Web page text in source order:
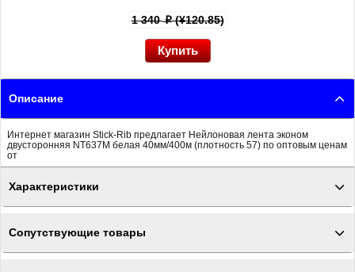
1 340p(¥120.85)
Описание
Интернет магазин Stick-Rib предлагает Нейлоновая лента эконом
двусторонняя NT637M белая 40мм/400м (плотность 57) по оптовым ценам
от
Характеристики
Сопутствующие товары